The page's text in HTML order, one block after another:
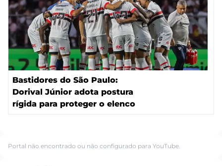
Bastidores do São Paulo:
Dorival Júnior adota postura
rígida para proteger o elenco
Portal não encontrado ou não configurado para YouTube.